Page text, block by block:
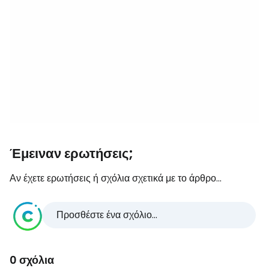
Έμειναν ερωτήσεις;
Αν έχετε ερωτήσεις ή σχόλια σχετικά με το άρθρο...
Προσθέστε ένα σχόλιο...
0 σχόλια